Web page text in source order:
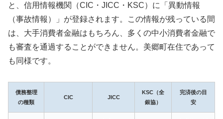
と、信用情報機関（CIC・JICC・KSC）に「異動情報
（事故情報）」が登録されます。この情報が残っている間
は、大手消費者金融はもちろん、多くの中小消費者金融で
も審査を通過することができません。美郷町在住であって
も同様です。
債務整理
の種類
CIC JICC
KSC（全
銀協）
完済後の目
安